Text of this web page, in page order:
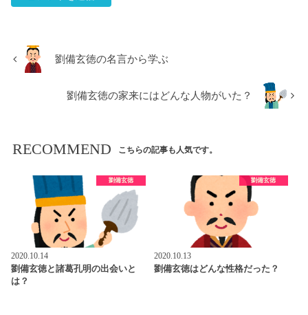
劉備玄徳の名言から学ぶ
劉備玄徳の家来にはどんな人物がいた？
RECOMMEND こちらの記事も人気です。
劉備玄徳
2020.10.14
劉備玄徳と諸葛孔明の出会いと
は？
劉備玄徳
2020.10.13
劉備玄徳はどんな性格だった？